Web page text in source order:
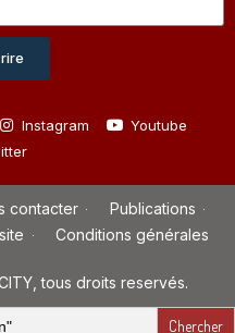
Instagram
Youtube
contacter
Publications
Conditions générales
tous droits reservés.